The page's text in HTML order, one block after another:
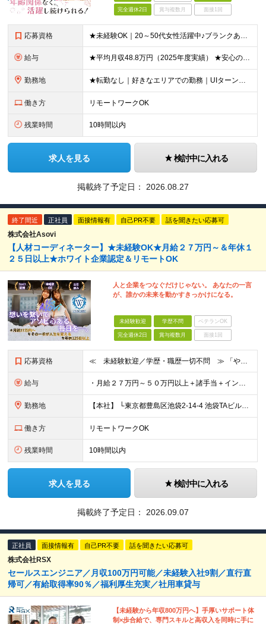
完全週休2日 賞与複数月 面接1回
応募資格 ★未経験OK｜20～50代女性活躍中♪ブランクありの方・ママさんも活躍中 ◆高卒以上 ◆社会人経験をお持ちの方 - 業界・業種・職種・経験年数は問いません。 «こんな方が応募＆入社しています！»
給与 ★平均月収48.8万円（2025年度実績） ★安心の固定給＋賞与年2回＋インセンティブ！手当も充実 月給21万円～23万円＋諸手当＋インセンティブ＋賞与年2回 ※給与は年間平均の税込定例給与です。賞
勤務地 ★転勤なし｜好きなエリアでの勤務｜UIターン歓迎 全国47都道府県にある支社のいずれかにて勤務していただきます。 ＜募集エリア＞ ◆北海道・東北：北海道/青森/宮城/岩手/秋田/山形/福島
働き方 リモートワークOK
残業時間 10時間以内
求人を見る 検討中に入れる
掲載終了予定日： 2026.08.27
終了間近 正社員 面接情報有 自己PR不要 話を聞きたい応募可
株式会社Asovi
【人材コーディネーター】★未経験OK★月給２７万円～＆年休１
２５日以上★ホワイト企業認定＆リモートOK
人と企業をつなぐだけじゃない。 あなたの一言
が、誰かの未来を動かすきっかけになる。
未経験歓迎 学歴不問 ベテランOK
完全週休2日 賞与複数月 面接1回
応募資格 ≪ 未経験歓迎／学歴・職歴一切不問 ≫ 「やりたいことはまだ決まっていないけど、何かを始めたい」 「人と関わる仕事に興味がある」——そんな方も大歓迎です！ Asoviでは、“今まで”よりも“これから
給与 ・月給２７万円～５０万円以上＋諸手当＋インセンティブ ※超過分は別途全額支給します。 【 入社時の想定年収 】 ・年収４５０万円 ＜インセンティブ制度について＞ 社員一人ひとりの頑張りを多角的に評
勤務地 【本社】 └東京都豊島区池袋2-14-4 池袋TAビル8F ★あなたの希望を最大限考慮！ ・都内（池袋・新宿・渋谷・目黒・青山）・埼玉・千葉・神奈川・茨城・栃木・群馬 ※勤務先は本社または支社とな
働き方 リモートワークOK
残業時間 10時間以内
求人を見る 検討中に入れる
掲載終了予定日： 2026.09.07
正社員 面接情報有 自己PR不要 話を聞きたい応募可
株式会社RSX
セールスエンジニア／月収100万円可能／未経験入社9割／直行直
帰可／有給取得率90％／福利厚生充実／社用車貸与
【未経験から年収800万円へ】手厚いサポート体
制×歩合給で、専門スキルと高収入を同時に手に